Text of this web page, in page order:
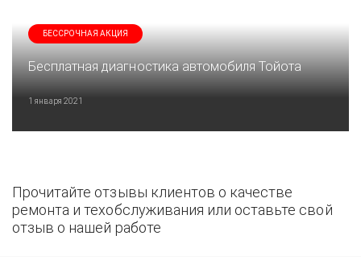
БЕССРОЧНАЯ АКЦИЯ
Бесплатная диагностика автомобиля Тойота
1 января 2021
Прочитайте отзывы клиентов о качестве
ремонта и техобслуживания или оставьте свой
отзыв о нашей работе